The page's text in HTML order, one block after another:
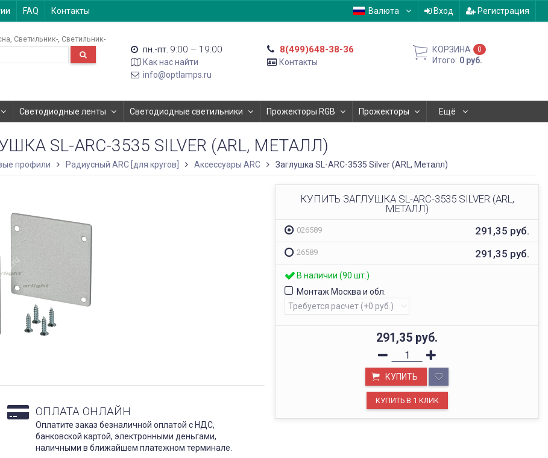
FAQ Контакты Валюта Вход Регистрация
Светильник- Светильник-
пн.-пт. 9:00 – 19:00
Как нас найти
info@optlamps.ru
8(499)648-38-36
Контакты
КОРЗИНА 0
Итого: 0 руб.
Светодиодные ленты Светодиодные светильники Прожекторы RGB Прожекторы Ещё
SL-ARC-3535 SILVER (ARL, МЕТАЛЛ)
профили Радиусный ARC [для кругов] Аксессуары ARC Заглушка SL-ARC-3535 Silver (ARL, Металл)
КУПИТЬ ЗАГЛУШКА SL-ARC-3535 SILVER (ARL,
МЕТАЛЛ)
026589 291,35 руб.
26589 291,35 руб.
В наличии (90 шт.)
Монтаж Москва и обл.
291,35 руб.
КУПИТЬ
ОПЛАТА ОНЛАЙН
Оплатите заказ безналичной оплатой с НДС,
банковской картой, электронными деньгами,
наличными в ближайшем платежном терминале.
ОФИС В МОСКВЕ